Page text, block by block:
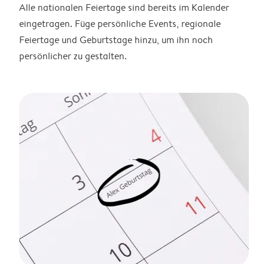
Alle nationalen Feiertage sind bereits im Kalender
eingetragen. Füge persönliche Events, regionale
Feiertage und Geburtstage hinzu, um ihn noch
persönlicher zu gestalten.